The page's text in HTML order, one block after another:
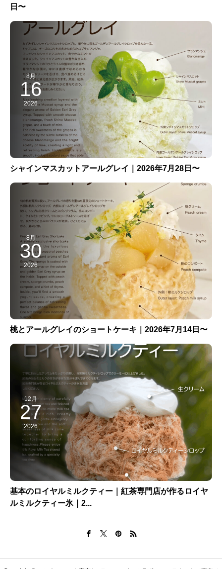
日〜
8月
16
2026
シャインマスカットアールグレイ｜2026年7月28日〜
8月
30
2026
桃とアールグレイのショートケーキ｜2026年7月14日〜
12月
27
2026
基本のロイヤルミルクティー｜紅茶専門店が作るロイヤ
ルミルクティー氷｜2...